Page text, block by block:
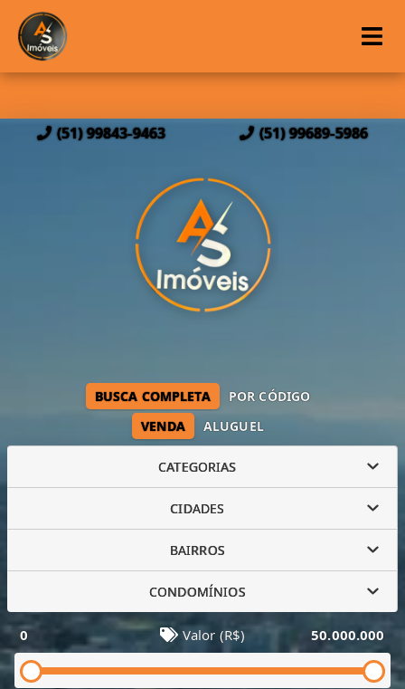
(51) 99843-9463 (51) 99689-5986
VENDA ALUGUEL
BUSCA COMPLETA POR CÓDIGO
CATEGORIAS
CIDADES
BAIRROS
CONDOMÍNIOS
0 Valor (R$) 50.000.000